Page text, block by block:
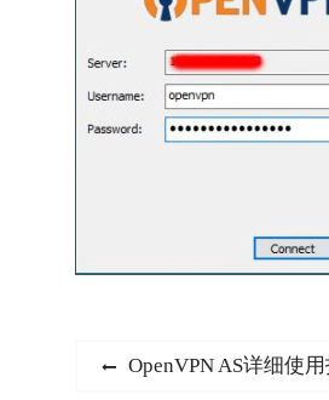
文
Previous
OpenVPN AS详细使